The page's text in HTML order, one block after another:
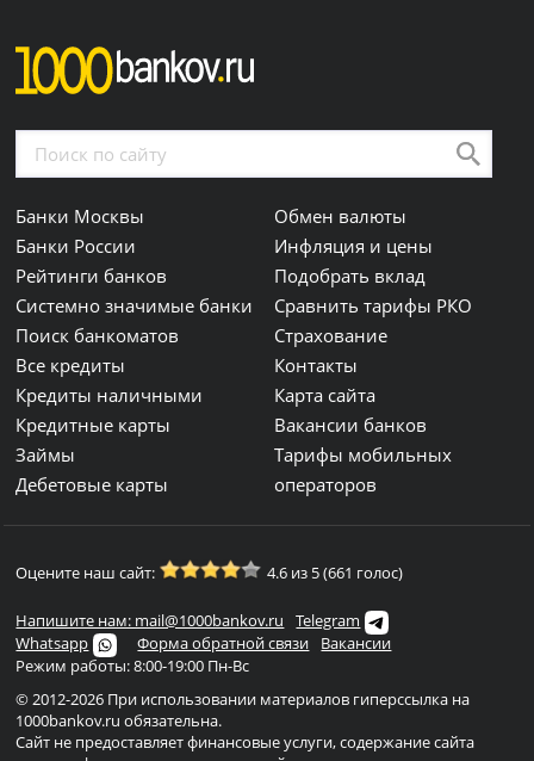
Банки Москвы
Банки России
Рейтинги банков
Системно значимые банки
Поиск банкоматов
Все кредиты
Кредиты наличными
Кредитные карты
Займы
Дебетовые карты
Обмен валюты
Инфляция и цены
Подобрать вклад
Сравнить тарифы РКО
Страхование
Контакты
Карта сайта
Вакансии банков
Тарифы мобильных
операторов
Оцените наш сайт: 4.6 из 5 (661 голос)
Напишите нам: mail@1000bankov.ru
Telegram
Whatsapp
Форма обратной связи
Вакансии
Режим работы: 8:00-19:00 Пн-Вс
© 2012-2026 При использовании материалов гиперссылка на
1000bankov.ru обязательна.
Сайт не предоставляет финансовые услуги, содержание сайта